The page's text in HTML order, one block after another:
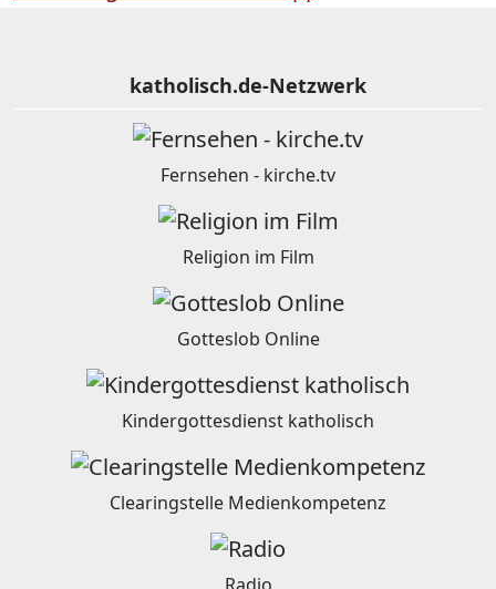
katholisch.de-Netzwerk
Fernsehen - kirche.tv
Religion im Film
Gotteslob Online
Kindergottesdienst katholisch
Clearingstelle Medienkompetenz